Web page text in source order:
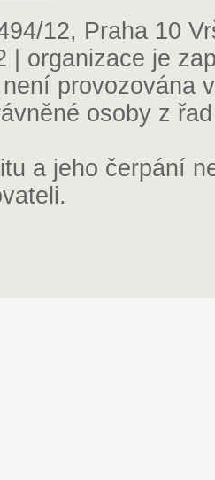
12, Praha 10
| organizace je
provozována
osoby z
a jeho čerpání